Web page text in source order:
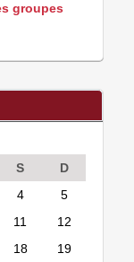
groupes
S
D
4
5
11
12
18
19